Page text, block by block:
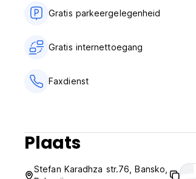
Geen avondklok.
Huisdiervriendelijk.
Kinderen onder de 2 jaar gratis,
Gratis parkeergelegenheid
Gratis internettoegang
Faxdienst
Plaats
Stefan Karadhza str.76, Bansko,